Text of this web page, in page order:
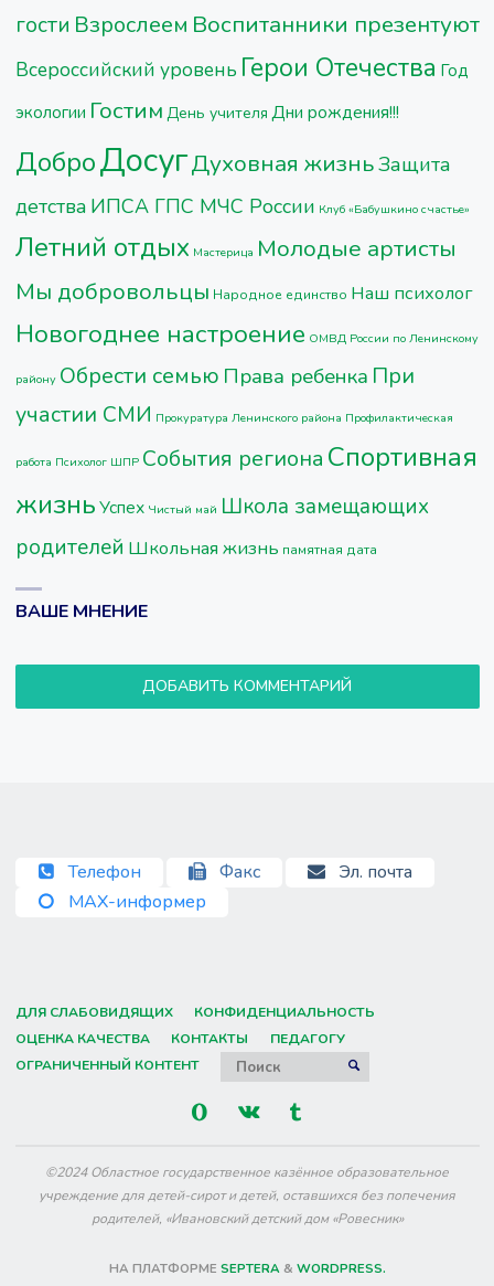
гости Взрослеем Воспитанники презентуют
Всероссийский уровень Герои Отечества Год
экологии Гостим День учителя Дни рождения!!!
ДоброДосугДуховная жизньЗащита
детства ИПСА ГПС МЧС России Клуб «Бабушкино счастье»
Летний отдых Мастерица Молодые артисты
Мы добровольцы Народное единство Наш психолог
Новогоднее настроение ОМВД России по Ленинскому
району Обрести семью Права ребенка При
участии СМИ Прокуратура Ленинского района Профилактическая
работа Психолог ШПР События региона Спортивная
жизньУспех Чистый май Школа замещающих
родителей Школьная жизнь памятная дата
ВАШЕ МНЕНИЕ
ДОБАВИТЬ КОММЕНТАРИЙ
Телефон Факс
Эл. почта
MAX-информер
ДЛЯ СЛАБОВИДЯЩИХ
КОНФИДЕНЦИАЛЬНОСТЬ
ОЦЕНКА КАЧЕСТВА
КОНТАКТЫ
ПЕДАГОГУ
ОГРАНИЧЕННЫЙ КОНТЕНТ
ПОИСК
©2024 Областное государственное казённое образовательное
учреждение для детей-сирот и детей, оставшихся без попечения
родителей, «Ивановский детский дом «Ровесник»
НА ПЛАТФОРМЕ SEPTERA& WORDPRESS.